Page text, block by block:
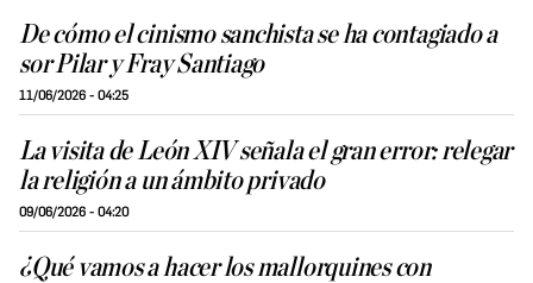
De cómo el cinismo sanchista se ha contagiado a
sor Pilar y Fray Santiago
11/06/2026 - 04:25
La visita de León XIV señala el gran error: relegar
la religión a un ámbito privado
09/06/2026 - 04:20
¿Qué vamos a hacer los mallorquines con